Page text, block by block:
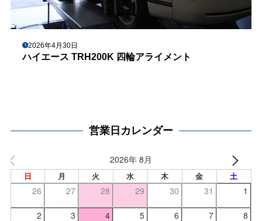
2026年4月30日
ハイエース TRH200K 四輪アライメント
営業日カレンダー
2026年 8月
日 月 火 水 木 金 土
26 27 28 29 30 31 1
2 3 4 5 6 7 8